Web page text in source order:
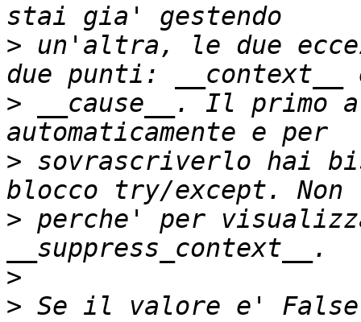
> un'altra, le due
> __cause__. Il
> sovrascriverlo hai
> perche' per
>
> Se il valore e'